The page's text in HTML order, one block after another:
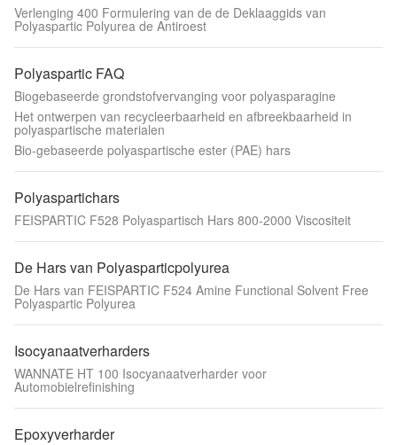
Verlenging 400 Formulering van de de Deklaaggids van
Polyaspartic Polyurea de Antiroest
Polyaspartic FAQ
Biogebaseerde grondstofvervanging voor polyasparagine
Het ontwerpen van recycleerbaarheid en afbreekbaarheid in
polyaspartische materialen
Bio-gebaseerde polyaspartische ester (PAE) hars
Polyaspartichars
FEISPARTIC F528 Polyaspartisch Hars 800-2000 Viscositeit
De Hars van Polyasparticpolyurea
De Hars van FEISPARTIC F524 Amine Functional Solvent Free
Polyaspartic Polyurea
Isocyanaatverharders
WANNATE HT 100 Isocyanaatverharder voor
Automobielrefinishing
Epoxyverharder